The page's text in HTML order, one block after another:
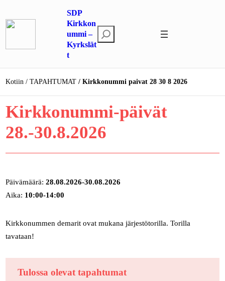
sisältöön
SDP
Kirkkon
ummi –
Kyrkslät
t
t
i
Kotiin TAPAHTUMAT Kirkkonummi paivat 28 30 8 2026
Kirkkonummi-päivät
28.-30.8.2026
Päivämäärä: 28.08.2026-30.08.2026
Aika: 10:00-14:00
Kirkkonummen demarit ovat mukana järjestötorilla. Torilla
tavataan!
Tulossa olevat tapahtumat